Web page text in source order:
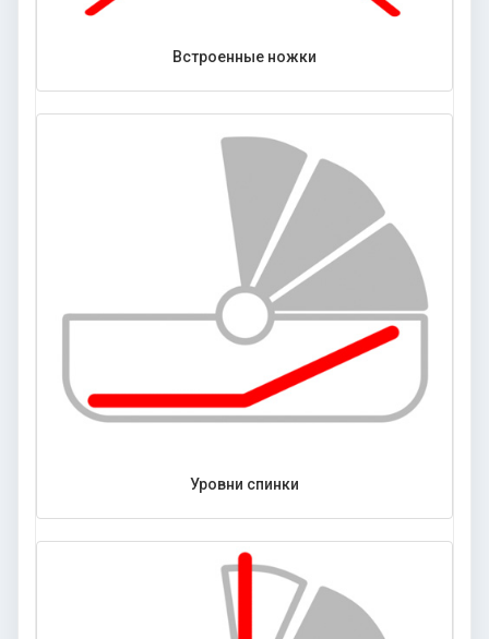
Встроенные ножки
Уровни спинки